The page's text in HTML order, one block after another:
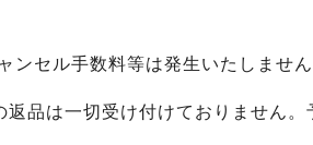
セル手数料等は発生いたしません
品は一切受け付けておりません。